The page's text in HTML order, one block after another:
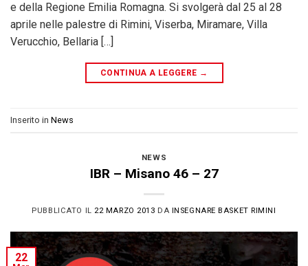
e della Regione Emilia Romagna. Si svolgerà dal 25 al 28
aprile nelle palestre di Rimini, Viserba, Miramare, Villa
Verucchio, Bellaria […]
CONTINUA A LEGGERE →
Inserito in News
NEWS
IBR – Misano 46 – 27
PUBBLICATO IL 22 MARZO 2013 DA INSEGNARE BASKET RIMINI
22